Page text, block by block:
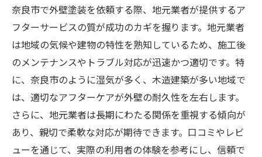
奈良市で外壁塗装を依頼する際、地元業者が提供するア
フターサービスの質が成功のカギを握ります。地元業者
は地域の気候や建物の特性を熟知しているため、施工後
のメンテナンスやトラブル対応が迅速かつ適切です。特
に、奈良市のように湿気が多く、木造建築が多い地域で
は、適切なアフターケアが外壁の耐久性を左右します。
さらに、地元業者は長期にわたる関係を重視する傾向が
あり、親切で柔軟な対応が期待できます。口コミやレビ
ューを通じて、実際の利用者の体験を参考にし、信頼で